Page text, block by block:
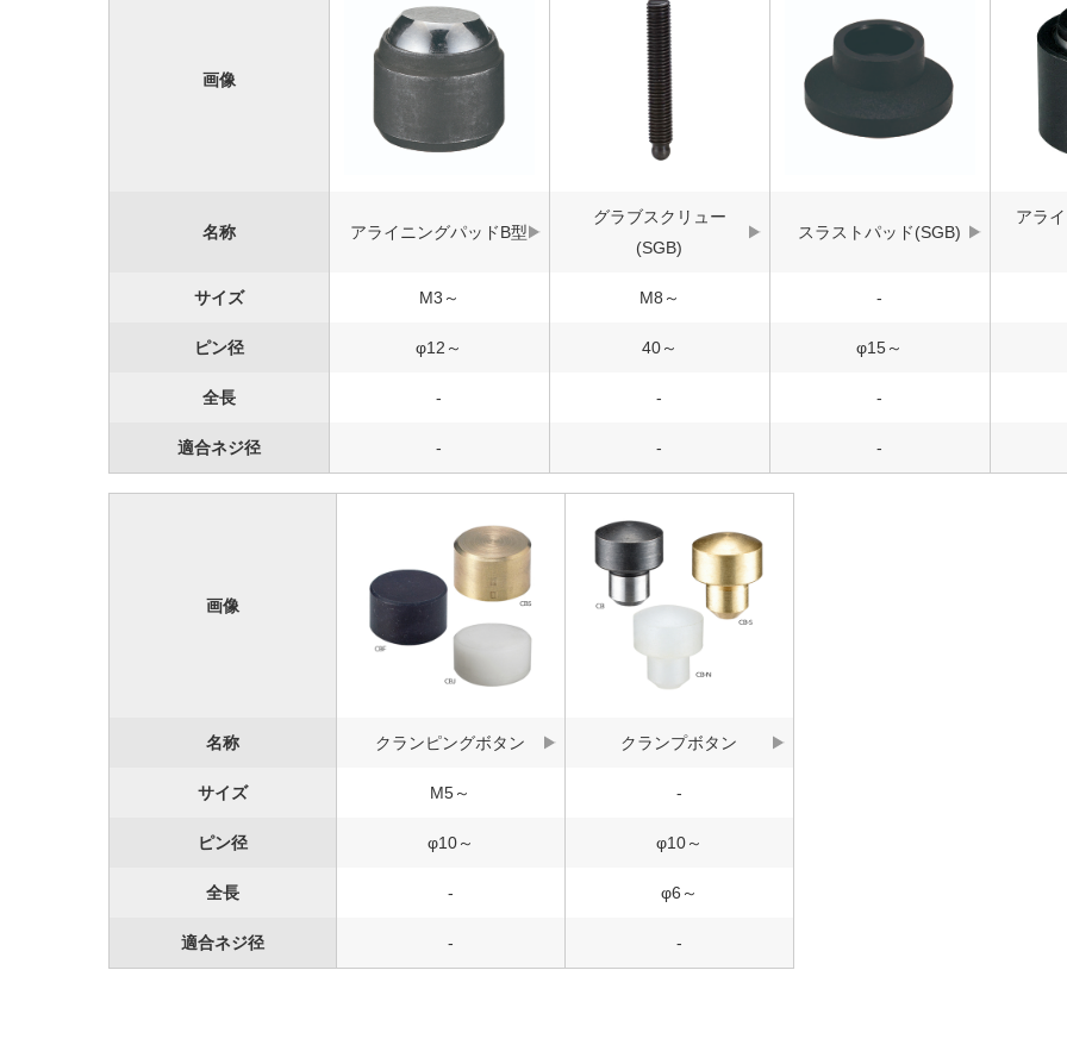
画像
名称 アライニングパッドB型
グラブスクリュー
(SGB)
スラストパッド(SGB)
アラ
サイズ M3～ M8～ -
ピン径 φ12～ 40～ φ15～
全長 - - -
適合ネジ径 - - -
画像
名称 クランピングボタン クランプボタン
サイズ M5～ -
ピン径 φ10～ φ10～
全長 - φ6～
適合ネジ径 - -